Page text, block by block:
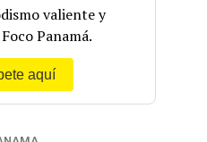
valiente y
Panamá.
aquí